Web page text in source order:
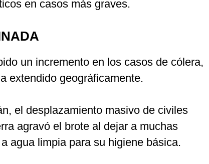
en casos más graves.
un incremento en los casos de cólera,
extendido geográficamente.
el desplazamiento masivo de civiles
agravó el brote al dejar a muchas
agua limpia para su higiene básica.